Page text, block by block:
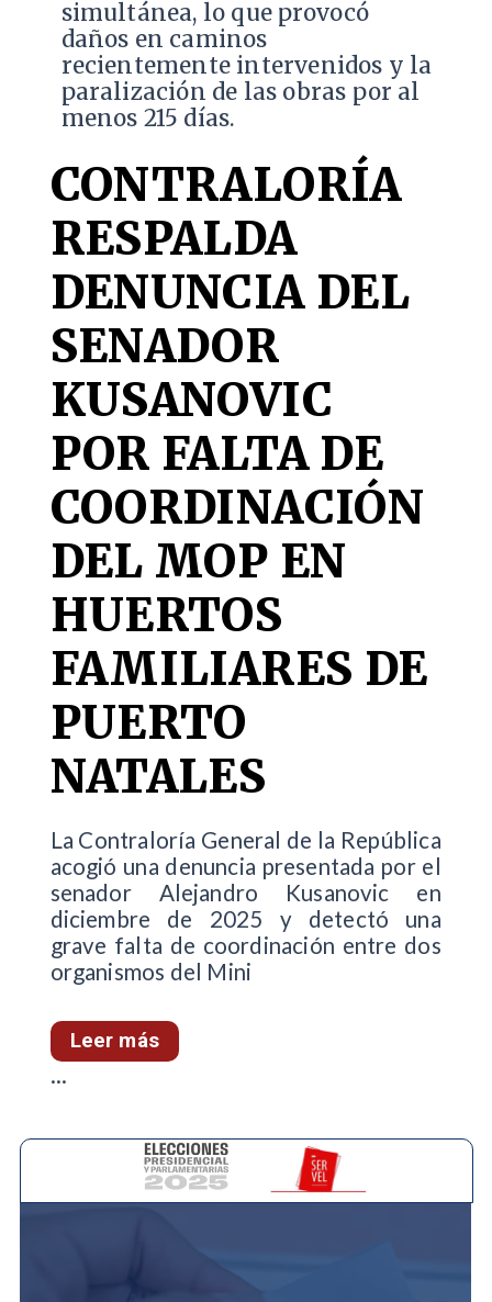
simultánea, lo que provocó
daños en caminos
recientemente intervenidos y la
paralización de las obras por al
menos 215 días.
CONTRALORÍA
RESPALDA
DENUNCIA DEL
SENADOR
KUSANOVIC
POR FALTA DE
COORDINACIÓN
DEL MOP EN
HUERTOS
FAMILIARES DE
PUERTO
NATALES
La Contraloría General de la República
acogió una denuncia presentada por el
senador Alejandro Kusanovic en
diciembre de 2025 y detectó una
grave falta de coordinación entre dos
organismos del Mini
Leer más
...